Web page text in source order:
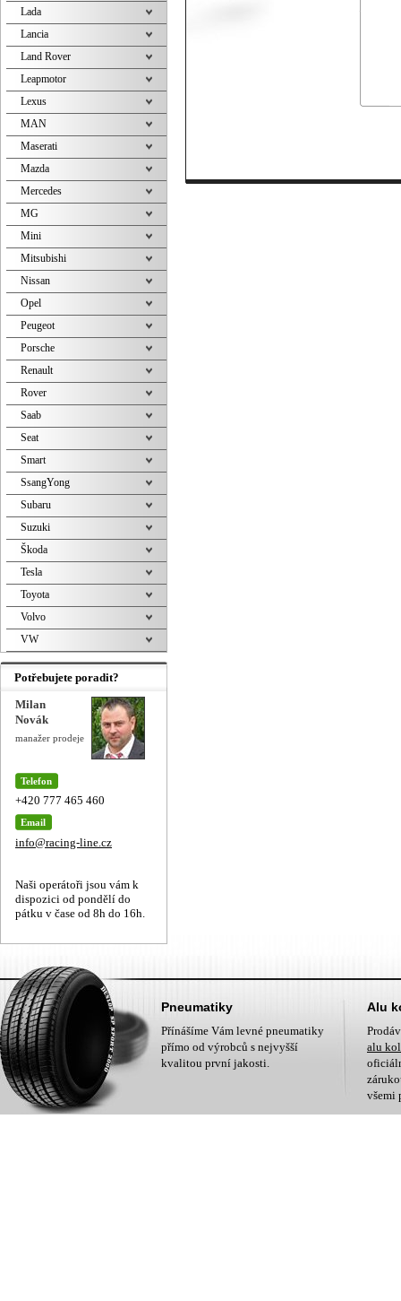
Lada
Lancia
Land Rover
Leapmotor
Lexus
MAN
Maserati
Mazda
Mercedes
MG
Mini
Mitsubishi
Nissan
Opel
Peugeot
Porsche
Renault
Rover
Saab
Seat
Smart
SsangYong
Subaru
Suzuki
Škoda
Tesla
Toyota
Volvo
VW
Potřebujete poradit?
Milan
Novák
manažer prodeje
Telefon
+420 777 465 460
Email
info@racing-line.cz
Naši operátoři jsou vám k
dispozici od pondělí do
pátku v čase od 8h do 16h.
Pneumatiky
Přínášíme Vám levné pneumatiky
přímo od výrobců s nejvyšší
kvalitou první jakosti.
Alu
alu
všemi